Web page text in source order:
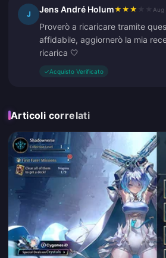
J Jens André Holum★ ★ ★ Aug
Proverò a ricaricare tramite
affidabile, aggiornerò la mia
ricarica 🤍
✓Acquisto Verificato
Articoli correlati